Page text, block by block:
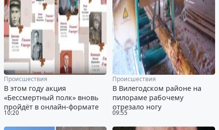
10:20
Происшествия
В этом году акция
«Бессмертный полк» вновь
пройдёт в онлайн-формате
09:55
Происшествия
В Вилегодском районе на
пилораме рабочему
отрезало ногу